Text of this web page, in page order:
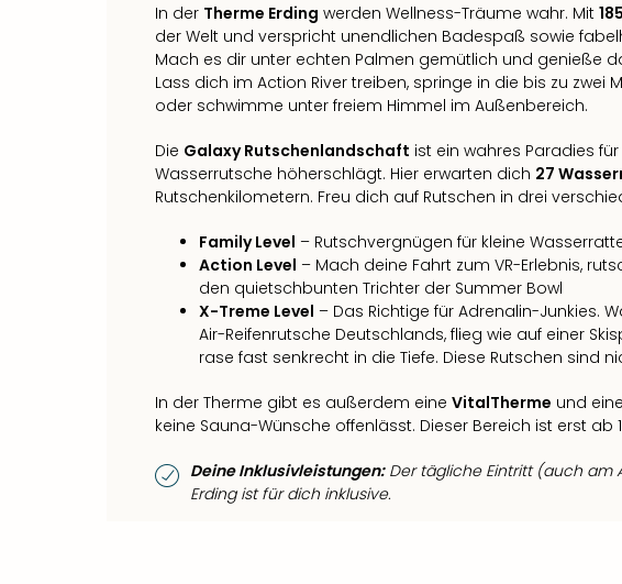
In der Therme Erding werden Wellness-Träume wahr. Mit
der Welt und verspricht unendlichen Badespaß sowie
Mach es dir unter echten Palmen gemütlich und genieße
Lass dich im Action River treiben, springe in die bis zu zwei
oder schwimme unter freiem Himmel im Außenbereich.
Die Galaxy Rutschenlandschaft ist ein wahres Paradies
Wasserrutsche höherschlägt. Hier erwarten dich 27
Rutschenkilometern. Freu dich auf Rutschen in drei
Family Level – Rutschvergnügen für kleine
Action Level – Mach deine Fahrt zum VR-Erlebnis,
den quietschbunten Trichter der Summer Bowl
X-Treme Level – Das Richtige für Adrenalin-Junkies.
Air-Reifenrutsche Deutschlands, flieg wie auf einer
rase fast senkrecht in die Tiefe. Diese Rutschen sind
In der Therme gibt es außerdem eine VitalTherme und
keine Sauna-Wünsche offenlässt. Dieser Bereich ist erst ab
Deine Inklusivleistungen:Der tägliche Eintritt (auch am
Erding ist für dich inklusive.